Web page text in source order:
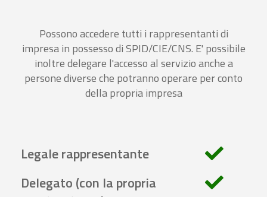
Possono accedere tutti i rappresentanti di
impresa in possesso di SPID/CIE/CNS. E' possibile
inoltre delegare l'accesso al servizio anche a
persone diverse che potranno operare per conto
della propria impresa
Legale rappresentante
Delegato (con la propria